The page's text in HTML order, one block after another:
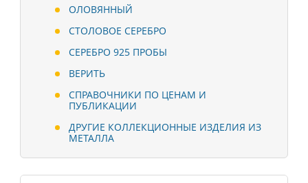
ОЛОВЯННЫЙ
СТОЛОВОЕ СЕРЕБРО
СЕРЕБРО 925 ПРОБЫ
ВЕРИТЬ
СПРАВОЧНИКИ ПО ЦЕНАМ И
ПУБЛИКАЦИИ
ДРУГИЕ КОЛЛЕКЦИОННЫЕ ИЗДЕЛИЯ ИЗ
МЕТАЛЛА